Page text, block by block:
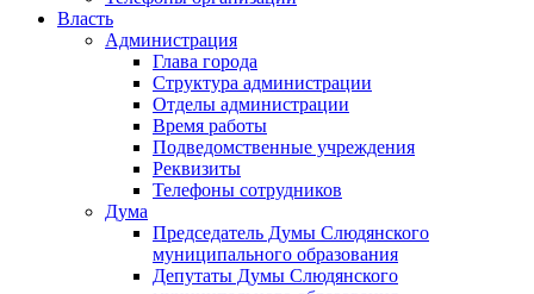
Власть
Администрация
Глава города
Структура администрации
Отделы администрации
Время работы
Подведомственные учреждения
Реквизиты
Телефоны сотрудников
Дума
Председатель Думы Слюдянского
муниципального образования
Депутаты Думы Слюдянского